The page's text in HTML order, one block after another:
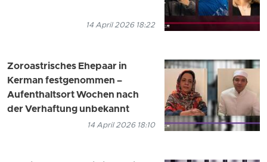
14 April 2026 18:22
Zoroastrisches Ehepaar in
Kerman festgenommen –
Aufenthaltsort Wochen nach
der Verhaftung unbekannt
14 April 2026 18:10